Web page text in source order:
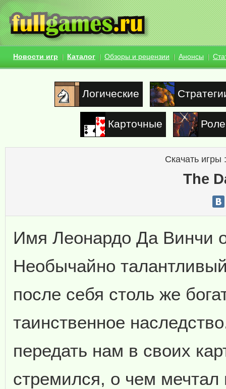
Новости игр Каталог Обзоры и рецензии Анонсы
Логические
Карточные
Скачать игры
The
Имя Леонардо Да Винчи
Необычайно
после себя столь же
таинственное
передать нам в своих
стремился, о чем мечтал